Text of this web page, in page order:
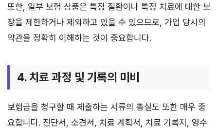
또한, 일부 보험 상품은 특정 질환이나 특정 치료에 대한 보
장을 제한하거나 제외하고 있을 수 있으므로, 가입 당시의
약관을 정확히 이해하는 것이 중요합니다.
4. 치료 과정 및 기록의 미비
보험금을 청구할 때 제출하는 서류의 충실도 또한 매우 중
요합니다. 진단서, 소견서, 치료 계획서, 치료 기록지, 영수